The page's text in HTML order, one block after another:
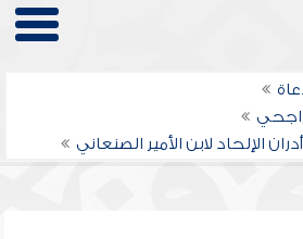
الإلحاد لابن الأمير الصنعاني